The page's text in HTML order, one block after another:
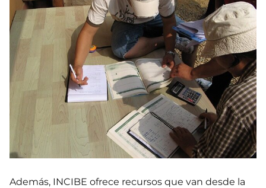
Además, INCIBE ofrece recursos que van desde la